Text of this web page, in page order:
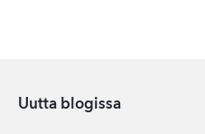
Uutta blogissa